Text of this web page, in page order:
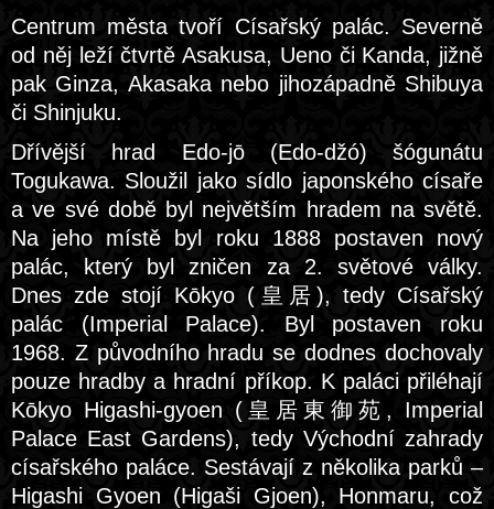
Centrum města tvoří Císařský palác. Severně
od něj leží čtvrtě Asakusa, Ueno či Kanda, jižně
pak Ginza, Akasaka nebo jihozápadně Shibuya
či Shinjuku.
Dřívější hrad Edo-jō (Edo-džó) šógunátu
Togukawa. Sloužil jako sídlo japonského císaře
a ve své době byl největším hradem na světě.
Na jeho místě byl roku 1888 postaven nový
palác, který byl zničen za 2. světové války.
Dnes zde stojí Kōkyo (皇居), tedy Císařský
palác (Imperial Palace). Byl postaven roku
1968. Z původního hradu se dodnes dochovaly
pouze hradby a hradní příkop. K paláci přiléhají
Kōkyo Higashi-gyoen (皇居東御苑, Imperial
Palace East Gardens), tedy Východní zahrady
císařského paláce. Sestávají z několika parků –
Higashi Gyoen (Higaši Gjoen), Honmaru, což